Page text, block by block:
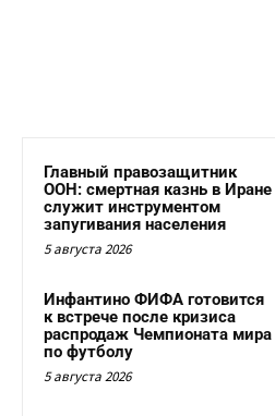
Главный правозащитник
ООН: смертная казнь в Иране
служит инструментом
запугивания населения
5 августа 2026
Инфантино ФИФА готовится
к встрече после кризиса
распродаж Чемпионата мира
по футболу
5 августа 2026